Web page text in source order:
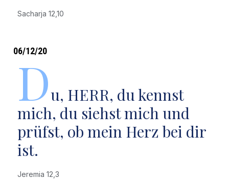
Sacharja 12,10
06/12/20
Du, HERR, du kennst
mich, du siehst mich und
prüfst, ob mein Herz bei dir
ist.
Jeremia 12,3